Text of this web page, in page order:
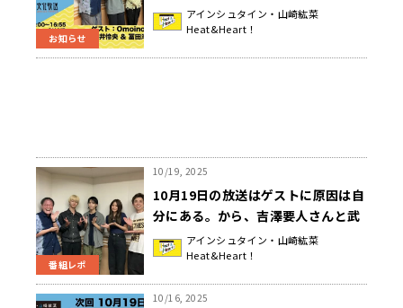
お知らせ
冨田洋之進さんが登場！『アインシ
ュタイン・山崎紘菜
アインシュタイン・山崎紘菜
Heat&Heart！
番組レポ
10/19, 2025
10月19日の放送はゲストに原因は自
分にある。から、吉澤要人さんと武
藤潤さんが登場！特別企画「略称は
自分にある！リャクジブ&キング 」
菜 Heat&Heart!』
アインシュタイン・山崎紘菜
Heat&Heart！
10/16, 2025